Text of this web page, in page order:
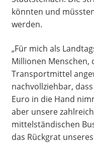
könnten und
werden.
„Für mich als
Millionen Menschen,
Transportmittel
nachvollziehbar,
Euro in die Hand
aber unsere
mittelständischen
das Rückgrat